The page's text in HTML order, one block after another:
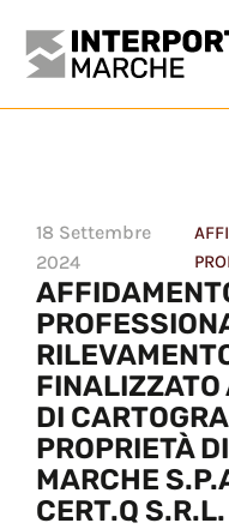
18 Settembre
2024
FINALIZZATO
DI
PROPRIETÀ
MARCHE
CERT.Q S.R.L.